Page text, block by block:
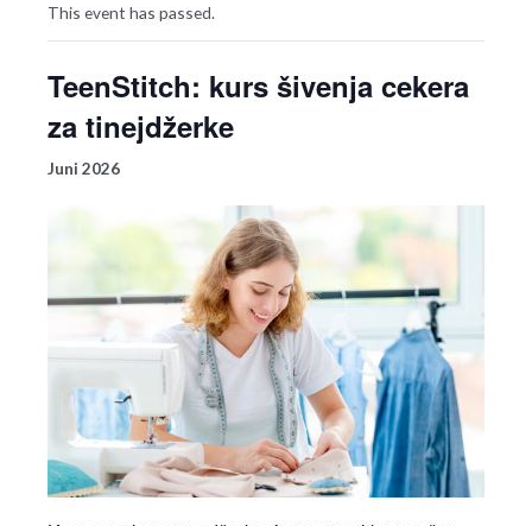
This event has passed.
TeenStitch: kurs šivenja cekera
za tinejdžerke
Juni 2026